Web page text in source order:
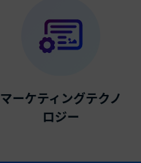
マーケティングテクノ
ロジー